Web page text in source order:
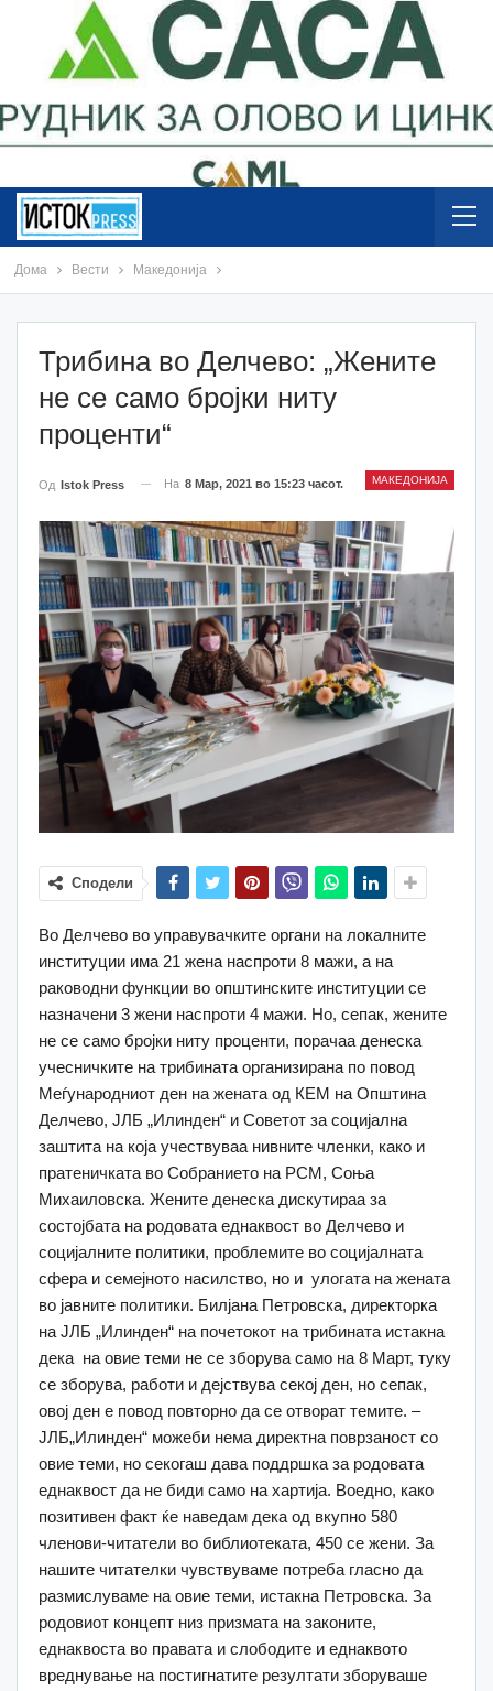
Дома Вести Македонија
Трибина во Делчево: „Жените
не се само бројки ниту
проценти“
МАКЕДОНИЈА
Од Istok Press На 8 Мар, 2021 во 15:23 часот.
Сподели
Во Делчево во управувачките органи на локалните
институции има 21 жена наспроти 8 мажи, а на
раководни функции во општинските институции се
назначени 3 жени наспроти 4 мажи. Но, сепак, жените
не се само бројки ниту проценти, порачаа денеска
учесничките на трибината организирана по повод
Меѓународниот ден на жената од КЕМ на Општина
Делчево, ЈЛБ „Илинден“ и Советот за социјална
заштита на која учествуваа нивните членки, како и
пратеничката во Собранието на РСМ, Соња
Михаиловска. Жените денеска дискутираа за
состојбата на родовата еднаквост во Делчево и
социјалните политики, проблемите во социјалната
сфера и семејното насилство, но и улогата на жената
во јавните политики. Билјана Петровска, директорка
на ЈЛБ „Илинден“ на почетокот на трибината истакна
дека на овие теми не се зборува само на 8 Март, туку
се зборува, работи и дејствува секој ден, но сепак,
овој ден е повод повторно да се отворат темите. –
ЈЛБ„Илинден“ можеби нема директна поврзаност со
овие теми, но секогаш дава поддршка за родовата
еднаквост да не биди само на хартија. Воедно, како
позитивен факт ќе наведам дека од вкупно 580
членови-читатели во библиотеката, 450 се жени. За
нашите читателки чувствуваме потреба гласно да
размислуваме на овие теми, истакна Петровска. За
родовиот концепт низ призмата на законите,
еднаквоста во правата и слободите и еднаквото
вреднување на постигнатите резултати зборуваше